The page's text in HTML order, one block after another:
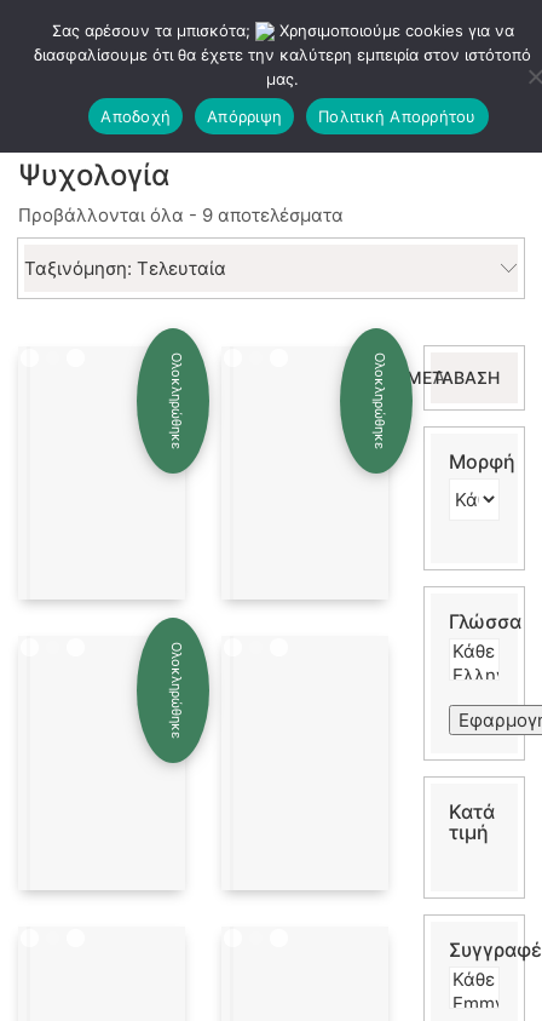
Ψυχολογία
Προβάλλονται όλα - 9 αποτελέσματα
by
Ταξινόμηση: Τελευταία
Ολοκληρώθηκε Ολοκληρώθηκε
Ολοκληρώθηκε
για:
ΜΕΤΆΒΑΣΗ
Μορφή
Γλώσσα
Κατά
τιμή
Σας αρέσουν τα μπισκότα;
Χρησιμοποιούμε cookies για να
διασφαλίσουμε ότι θα έχετε την καλύτερη εμπειρία στον ιστότοπό
μας.
Αποδοχή
Απόρριψη Πολιτική Απορρήτου